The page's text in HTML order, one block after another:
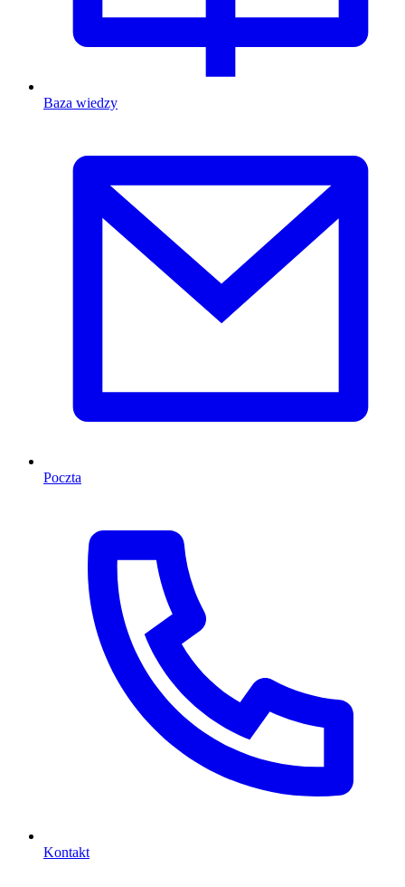
Baza wiedzy
Poczta
Kontakt